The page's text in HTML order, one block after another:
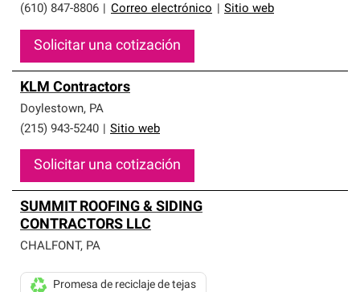
(610) 847-8806
Correo electrónico Sitio web
Solicitar una cotización
KLM Contractors
Doylestown, PA
(215) 943-5240
Sitio web
Solicitar una cotización
SUMMIT ROOFING & SIDING
CONTRACTORS LLC
CHALFONT, PA
Promesa de reciclaje de tejas